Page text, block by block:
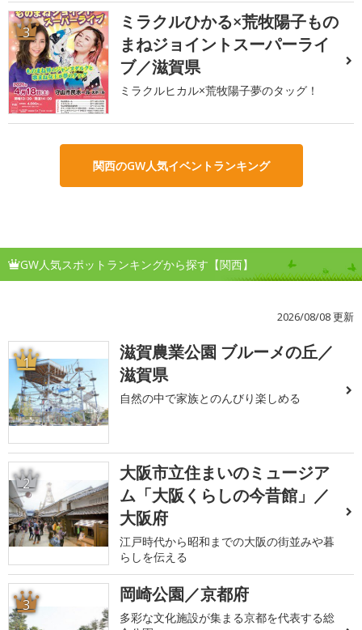
3
ミラクルひかる×荒牧陽子もの
まねジョイントスーパーライ
ブ／滋賀県
ミラクルヒカル×荒牧陽子夢のタッグ！
関西のGW人気イベントランキング
GW人気スポットランキングから探す【関西】
2026/08/08 更新
1
滋賀農業公園 ブルーメの丘／
滋賀県
自然の中で家族とのんびり楽しめる
2
大阪市立住まいのミュージア
ム「大阪くらしの今昔館」／
大阪府
江戸時代から昭和までの大阪の街並みや暮
らしを伝える
3 岡崎公園／京都府
多彩な文化施設が集まる京都を代表する総